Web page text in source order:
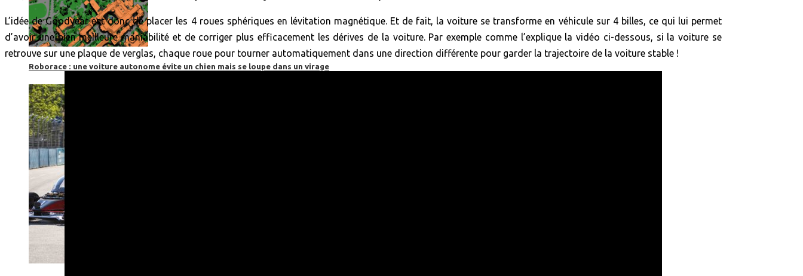
Roborace : une voiture autonome évite un chien mais se loupe dans un virage
L’idée de Goodyear est donc de placer les 4 roues sphériques en lévitation magnétique. Et de fait, la voiture se transforme en véhicule sur 4 billes, ce qui lui permet
d’avoir une bien meilleure maniabilité et de corriger plus efficacement les dérives de la voiture. Par exemple comme l’explique la vidéo ci-dessous, si la voiture se
retrouve sur une plaque de verglas, chaque roue pour tourner automatiquement dans une direction différente pour garder la trajectoire de la voiture stable !